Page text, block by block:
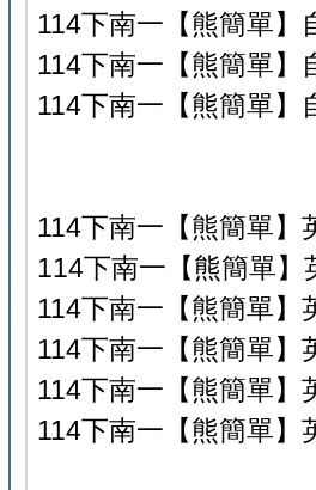
114下南一【熊簡單】
114下南一【熊簡單】
114下南一【熊簡單】
114下南一【熊簡單】
114下南一【熊簡單】
114下南一【熊簡單】
114下南一【熊簡單】
114下南一【熊簡單】
114下南一【熊簡單】